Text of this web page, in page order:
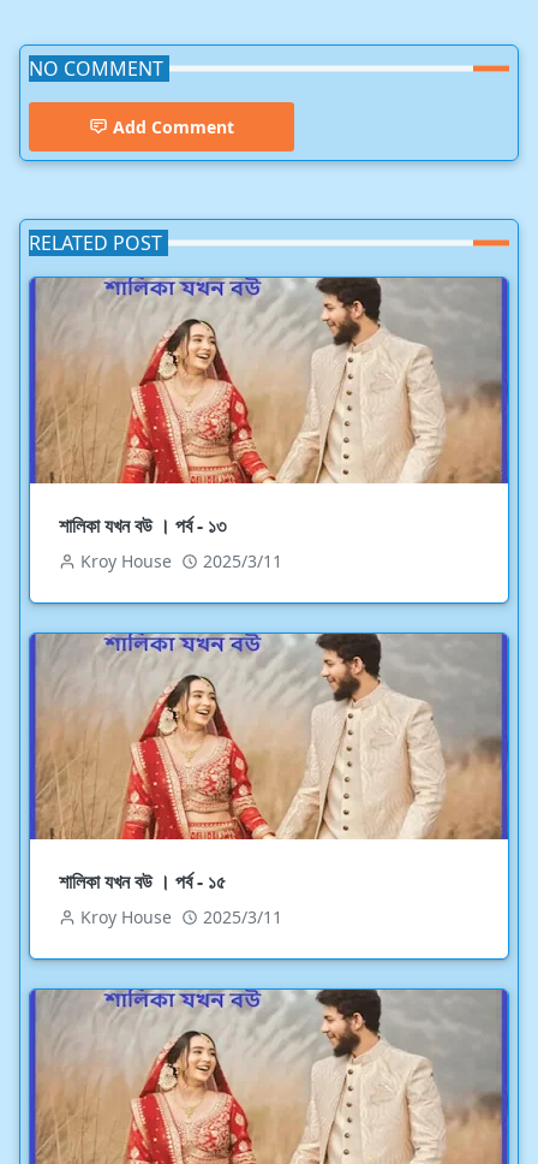
NO COMMENT
Add Comment
RELATED POST
শালিকা যখন বউ । পর্ব - ১৩
Kroy House 2025/3/11
শালিকা যখন বউ । পর্ব - ১৫
Kroy House 2025/3/11